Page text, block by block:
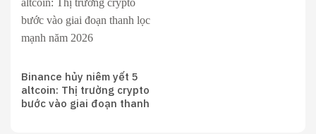
Binance hủy niêm yết 5
altcoin: Thị trường crypto
bước vào giai đoạn thanh